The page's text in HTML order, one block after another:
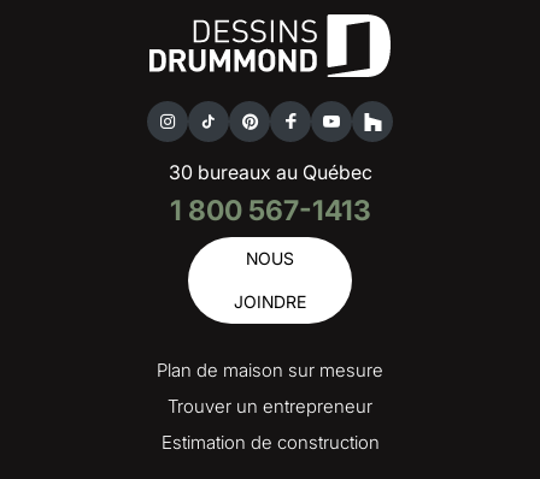
30 bureaux au Québec
1 800 567-1413
NOUS
JOINDRE
Plan de maison sur mesure
Trouver un entrepreneur
Estimation de construction